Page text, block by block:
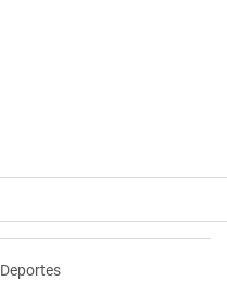
Deportes